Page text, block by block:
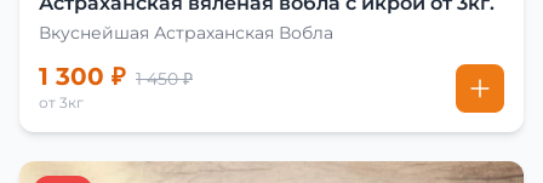
Вкуснейшая Астраханская Вобла
1 300 ₽ 1 450 ₽
от 3кг